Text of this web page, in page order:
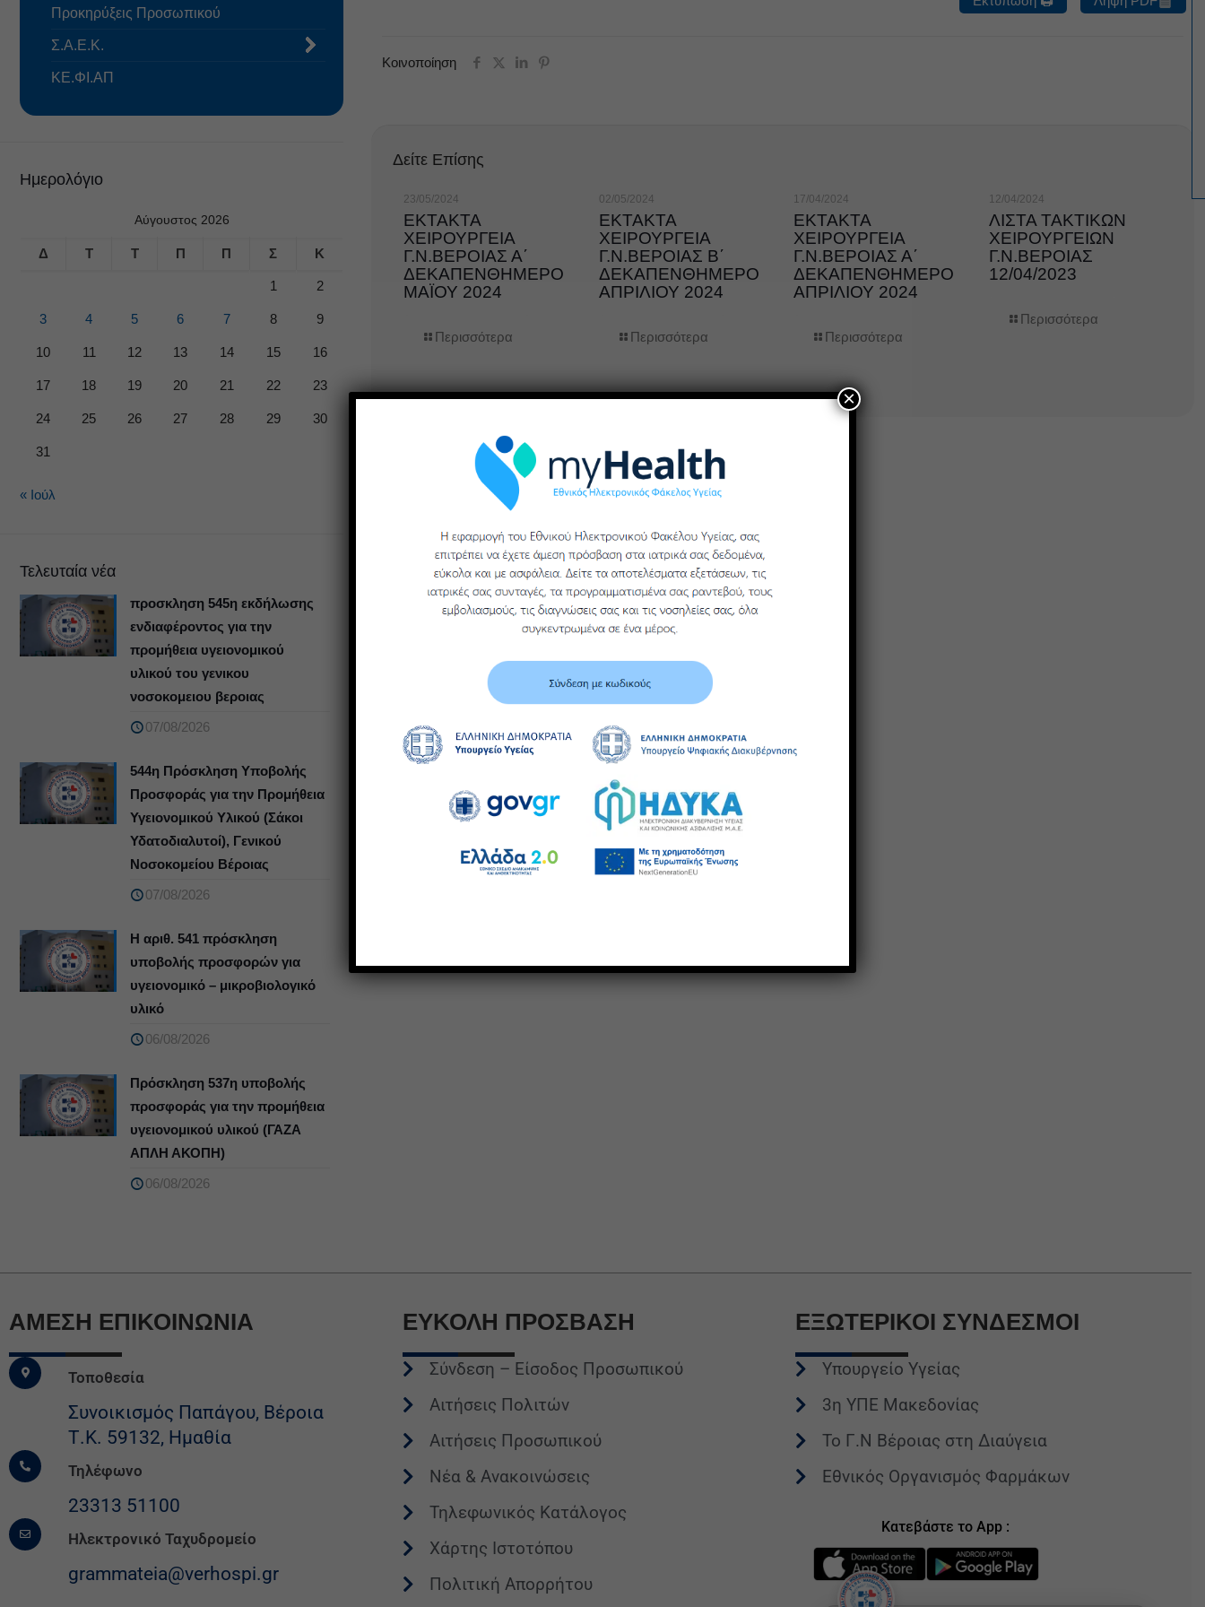
Κοινοποίηση
Δείτε Επίσης
23/05/2024
ΕΚΤΑΚΤΑ
ΧΕΙΡΟΥΡΓΕΙΑ
Γ.Ν.ΒΕΡΟΙΑΣ Α΄
ΔΕΚΑΠΕΝΘΗΜΕΡΟ
ΜΑΪΟΥ 2024
Περισσότερα
02/05/2024
ΕΚΤΑΚΤΑ
ΧΕΙΡΟΥΡΓΕΙΑ
Γ.Ν.ΒΕΡΟΙΑΣ Β΄
ΔΕΚΑΠΕΝΘΗΜΕΡΟ
ΑΠΡΙΛΙΟΥ 2024
Περισσότερα
17/04/2024
ΕΚΤΑΚΤΑ
ΧΕΙΡΟΥΡΓΕΙΑ
Γ.Ν.ΒΕΡΟΙΑΣ Α΄
ΔΕΚΑΠΕΝΘΗΜΕΡΟ
ΑΠΡΙΛΙΟΥ 2024
Περισσότερα
12/04/2024
ΛΙΣΤΑ ΤΑΚΤΙΚΩΝ
ΧΕΙΡΟΥΡΓΕΙΩΝ
Γ.Ν.ΒΕΡΟΙΑΣ
12/04/2023
Περισσότερα
Προκηρύξεις Προσωπικού
Σ.Α.Ε.Κ.
ΚΕ.ΦΙ.ΑΠ
Ημερολόγιο
Αύγουστος 2026
Δ Τ Τ Π Π Σ Κ
1 2
3 4 5 6 7 8 9
10 11 12 13 14 15 16
17 18 19 20 21 22 23
24 25 26 27 28 29 30
31
« Ιούλ
Τελευταία νέα
προσκληση 545η εκδήλωσης
ενδιαφέροντος για την
προμήθεια υγειονομικού
υλικού του γενικου
νοσοκομειου βεροιας
07/08/2026
544η Πρόσκληση Υποβολής
Προσφοράς για την Προμήθεια
Υγειονομικού Υλικού (Σάκοι
Υδατοδιαλυτοί), Γενικού
Νοσοκομείου Βέροιας
07/08/2026
Η αριθ. 541 πρόσκληση
υποβολής προσφορών για
υγειονομικό – μικροβιολογικό
υλικό
06/08/2026
Πρόσκληση 537η υποβολής
προσφοράς για την προμήθεια
υγειονομικού υλικού (ΓΑΖΑ
ΑΠΛΗ ΑΚΟΠΗ)
06/08/2026
ΆΜΕΣΗ ΕΠΙΚΟΙΝΩΝΙΑ
Τοποθεσία
Συνοικισμός Παπάγου, Βέροια
Τ.Κ. 59132, Ημαθία
Τηλέφωνο
23313 51100
Ηλεκτρονικό Ταχυδρομείο
grammateia@verhospi.gr
ΕΥΚΟΛΗ ΠΡΟΣΒΑΣΗ
Σύνδεση – Είσοδος Προσωπικού
Αιτήσεις Πολιτών
Αιτήσεις Προσωπικού
Νέα & Ανακοινώσεις
Τηλεφωνικός Κατάλογος
Χάρτης Ιστοτόπου
Πολιτική Απορρήτου
ΕΞΩΤΕΡΙΚΟΙ ΣΥΝΔΕΣΜΟΙ
Υπουργείο Υγείας
3η ΥΠΕ Μακεδονίας
Το Γ.Ν Βέροιας στη Διαύγεια
Εθνικός Οργανισμός Φαρμάκων
Κατεβάστε το App :
×